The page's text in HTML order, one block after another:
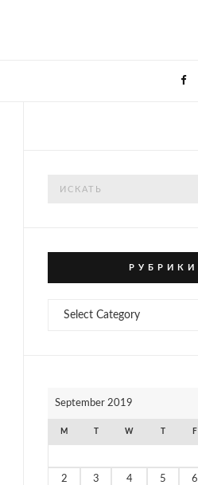
Р У Б Р И К И
ИSeptember 2019
M W F
2 3 4 5 6